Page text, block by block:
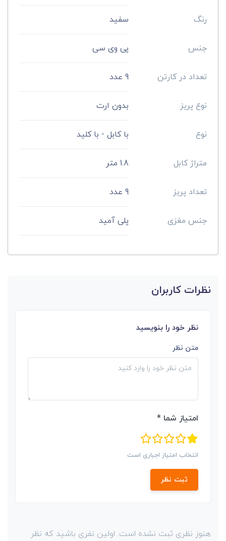
رنگ سفید
جنس پی وی سی
تعداد در کارتن 9 عدد
نوع پریز بدون ارت
نوع با کابل - با کلید
متراژ کابل 1.8 متر
تعداد پریز 9 عدد
جنس مغزی پلی آمید
نظرات کاربران
نظر خود را بنویسید
متن نظر
امتیاز شما *
انتخاب امتیاز اجباری است
ثبت نظر
هنوز نظری ثبت نشده است. اولین نفری باشید که نظر